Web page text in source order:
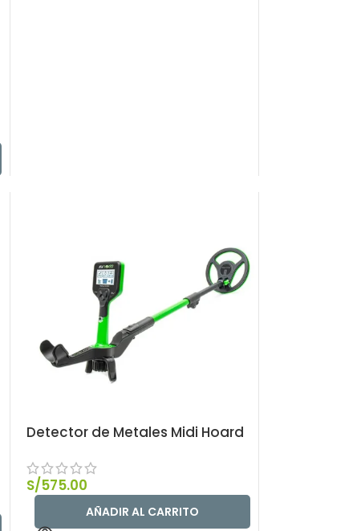
Detector de Metales Midi Hoard
S/575.00
AÑADIR AL CARRITO